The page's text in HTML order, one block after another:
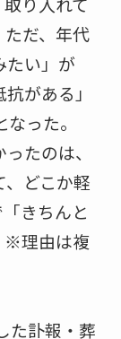
「抵抗が
た訃報・葬
ころ、
り入れて
だ、年代
抗がある」